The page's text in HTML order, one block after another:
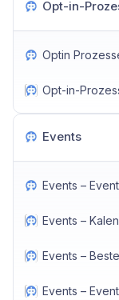
Opt-in-
Optin
Opt-in-
Events
Events –
Events –
Events –
Events –